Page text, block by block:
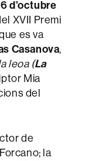
d’octubre
XVII Premi
es va
Casanova,
leoa (La
Mia
del
de
la